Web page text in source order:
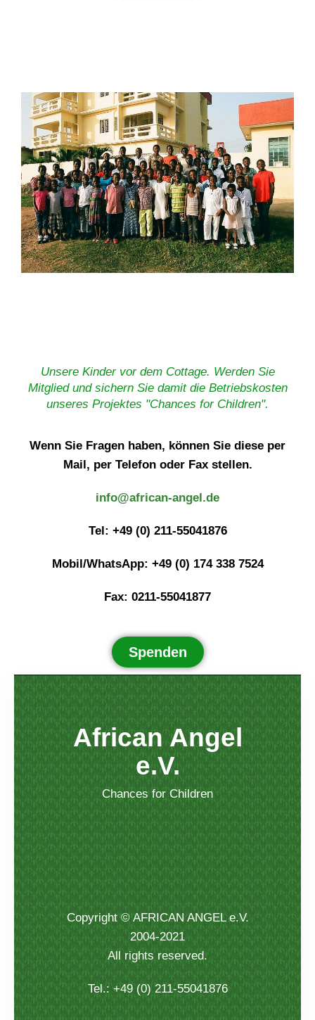
Unsere Kinder vor dem Cottage. Werden Sie
Mitglied und sichern Sie damit die Betriebskosten
unseres Projektes "Chances for Children".
Wenn Sie Fragen haben, können Sie diese per
Mail, per Telefon oder Fax stellen.
info@african-angel.de
Tel: +49 (0) 211-55041876
Mobil/WhatsApp: +49 (0) 174 338 7524
Fax: 0211-55041877
Spenden
African Angel
e.V.
Chances for Children
Copyright © AFRICAN ANGEL e.V.
2004-2021
All rights reserved.
Tel.: +49 (0) 211-55041876